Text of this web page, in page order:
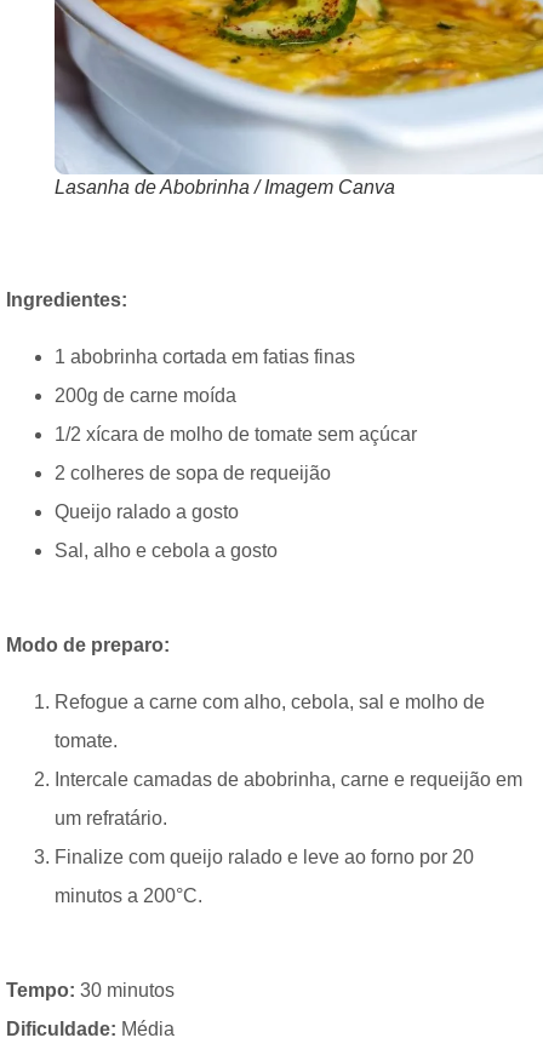
Lasanha de Abobrinha / Imagem Canva
Ingredientes:
1 abobrinha cortada em fatias finas
200g de carne moída
1/2 xícara de molho de tomate sem açúcar
2 colheres de sopa de requeijão
Queijo ralado a gosto
Sal, alho e cebola a gosto
Modo de preparo:
Refogue a carne com alho, cebola, sal e molho de
tomate.
Intercale camadas de abobrinha, carne e requeijão em
um refratário.
Finalize com queijo ralado e leve ao forno por 20
minutos a 200°C.
Tempo: 30 minutos
Dificuldade: Média